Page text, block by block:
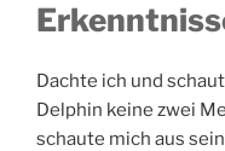
Dachte ich und
Delphin keine zwei
schaute mich aus